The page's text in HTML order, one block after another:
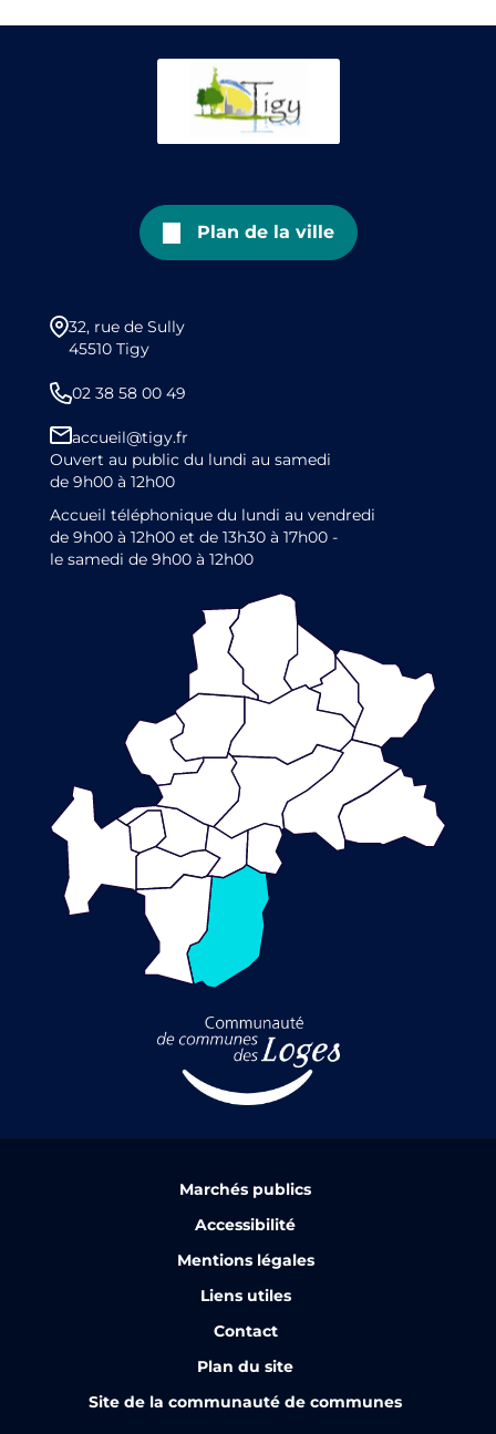
Plan de la ville
32, rue de Sully
45510 Tigy
02 38 58 00 49
accueil@tigy.fr
Ouvert au public du lundi au samedi
de 9h00 à 12h00
Accueil téléphonique du lundi au vendredi
de 9h00 à 12h00 et de 13h30 à 17h00 -
le samedi de 9h00 à 12h00
Marchés publics
Accessibilité
Mentions légales
Liens utiles
Contact
Plan du site
Site de la communauté de communes